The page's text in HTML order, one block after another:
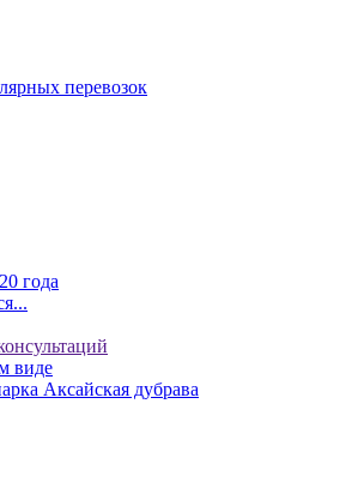
перевозок
года
виде
Аксайская дубрава